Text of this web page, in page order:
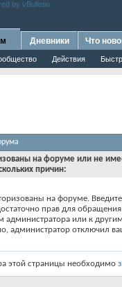
Действия
Дневники Что
на форуме или не
причин:
на форуме.
прав для
администратора или к
администратор отключил
этой страницы необходимо